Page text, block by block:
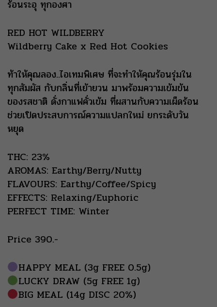
ร้อนระอุ ทุกองศา
RED HOT WILDBERRY
Wildberry Cake x Red Hot Cookies
ท้าให้คุณลอง..ไอเทมพิเศษ ที่จะทำให้คุณร้อนรุ่มใน
ทุกสัมผัส กับกลิ่นที่เย้ายวน มาพร้อมความเข้มข้น
ของรสชาติ ดั่งกาแฟคั่วเข้ม ที่ผสานกับความเผ็ดร้อน
ช่วยเปิดประสบการณ์ความแปลกใหม่ ยกระดับวัน
หยุด
THC: 23%
AROMAS: Earthy/Berry/Nutty
FLAVOURS: Earthy/Coffee/Spicy
EFFECTS: Relaxing/Euphoric
PERFECT TIME: Winter
Price 390.-
HAPPY MEAL (3g FREE 0.5g)
LUCKY DRAW (5g FREE 1g)
BIG MEAL (14g DISC 20%)